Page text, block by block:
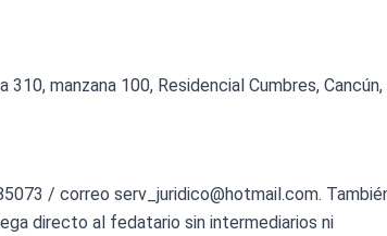
manzana 100, Residencial Cumbres, Cancún,
/ correo serv_juridico@hotmail.com.
directo al fedatario sin intermediarios ni